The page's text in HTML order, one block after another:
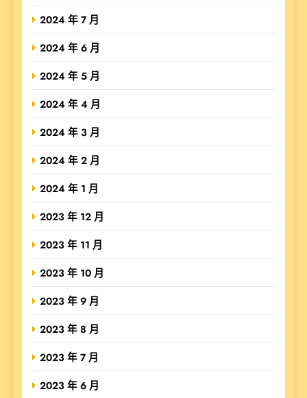
2024 年 7 月
2024 年 6 月
2024 年 5 月
2024 年 4 月
2024 年 3 月
2024 年 2 月
2024 年 1 月
2023 年 12 月
2023 年 11 月
2023 年 10 月
2023 年 9 月
2023 年 8 月
2023 年 7 月
2023 年 6 月